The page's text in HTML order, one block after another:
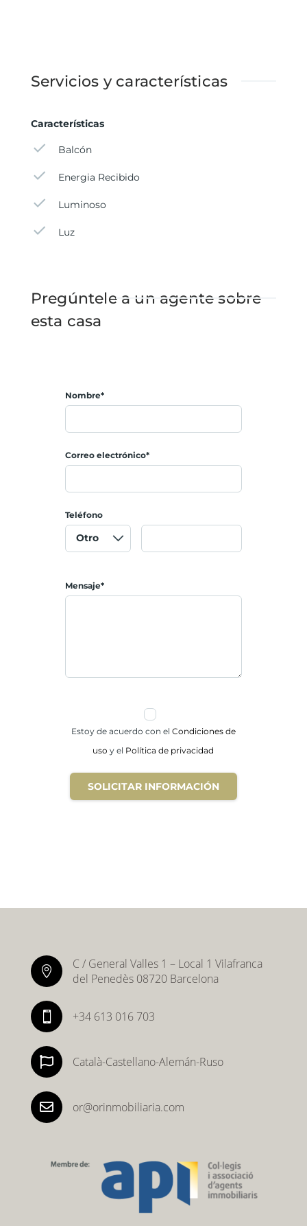
Servicios y características
Características
Balcón
Energia Recibido
Luminoso
Luz
Pregúntele a un agente sobre
esta casa
Nombre*
Correo electrónico*
Teléfono
Mensaje*
Estoy de acuerdo con el Condiciones de
usoy el Política de privacidad
SOLICITAR INFORMACIÓN

C / General Valles 1 – Local 1 Vilafranca
del Penedès 08720 Barcelona
 +34 613 016 703
 Català-Castellano-Alemán-Ruso
 or@orinmobiliaria.com